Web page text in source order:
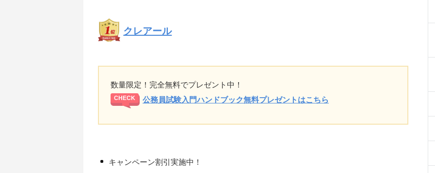
クレアール
数量限定！完全無料でプレゼント中！
公務員試験入門ハンドブック無料プレゼントはこちら
キャンペーン割引実施中！